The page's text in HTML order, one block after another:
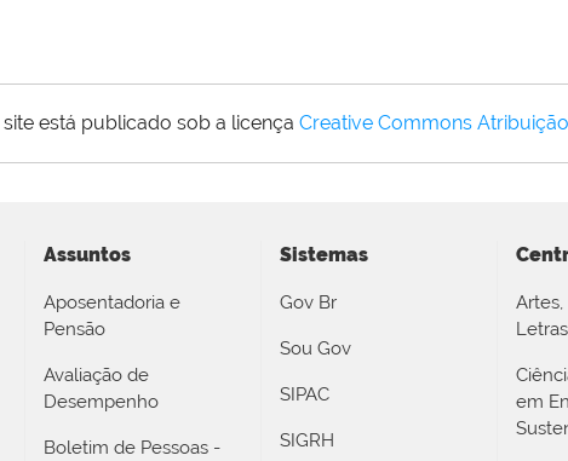
está publicado sob a licença Creative Commons
Assuntos
Aposentadoria e
Pensão
Avaliação de
Desempenho
Boletim de Pessoas -
Sistemas
Gov Br
Sou Gov
SIPAC
SIGRH
Letras
em